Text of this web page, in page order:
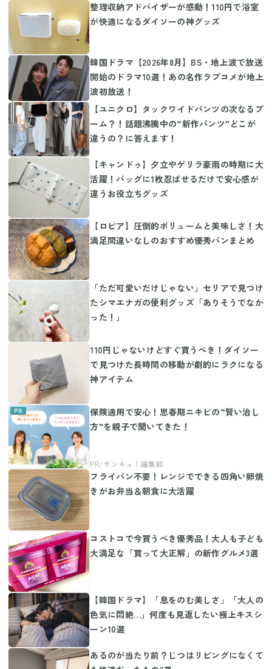
整理収納アドバイザーが感動！110円で浴室
が快適になるダイソーの神グッズ
韓国ドラマ【2026年8月】BS・地上波で放送
開始のドラマ10選！あの名作ラブコメが地上
波初放送！
【ユニクロ】タックワイドパンツの次なるブ
ーム？！話題沸騰中の“新作パンツ”どこが
違うの？に答えます！
【キャンドゥ】夕立やゲリラ豪雨の時期に大
活躍！バッグに1枚忍ばせるだけで安心感が
違うお役立ちグッズ
【ロピア】圧倒的ボリュームと美味しさ！大
満足間違いなしのおすすめ優秀パンまとめ
「ただ可愛いだけじゃない」セリアで見つけ
たシマエナガの便利グッズ「ありそうでなか
った！」
110円じゃないけどすぐ買うべき！ダイソー
で見つけた長時間の移動が劇的にラクになる
神アイテム
保険適用で安心！思春期ニキビの“賢い治し
方”を親子で聞いてきた！
フライパン不要！レンジでできる四角い卵焼
きがお弁当＆朝食に大活躍
コストコで今買うべき優秀品！大人も子ども
大満足な「買って大正解」の新作グルメ3選
【韓国ドラマ】「息をのむ美しさ」「大人の
色気に悶絶…」何度も見返したい極上キスシ
ーン10選
あるのが当たり前？じつはリビングになくて